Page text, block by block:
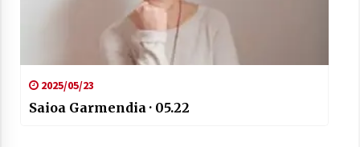
2025/05/23
Saioa Garmendia · 05.22